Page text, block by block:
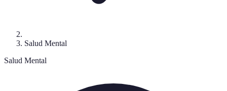
Salud Mental
Salud Mental